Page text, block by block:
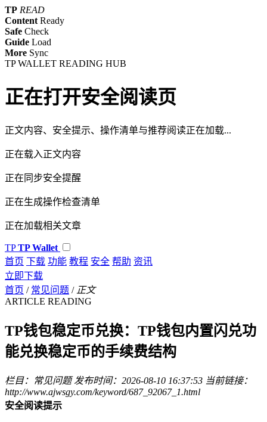
TP READ
Content Ready
Safe Check
Guide Load
More Sync
TP WALLET READING HUB
正在打开安全阅读页
正文内容、安全提示、操作清单与推荐阅读正在加载...
正在载入正文内容
正在同步安全提醒
正在生成操作检查清单
正在加载相关文章
TP TP Wallet
首页 下载 功能 教程 安全 帮助 资讯
立即下载
首页 / 常见问题 / 正文
ARTICLE READING
TP钱包稳定币兑换：TP钱包内置闪兑功
能兑换稳定币的手续费结构
栏目：常见问题 发布时间：2026-08-10 16:37:53 当前链接：
http://www.ajwsgy.com/keyword/687_92067_1.html
安全阅读提示